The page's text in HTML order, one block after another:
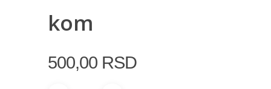
kom
500,00 RSD